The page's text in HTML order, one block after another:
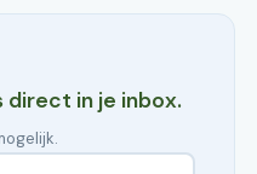
in je inbox.